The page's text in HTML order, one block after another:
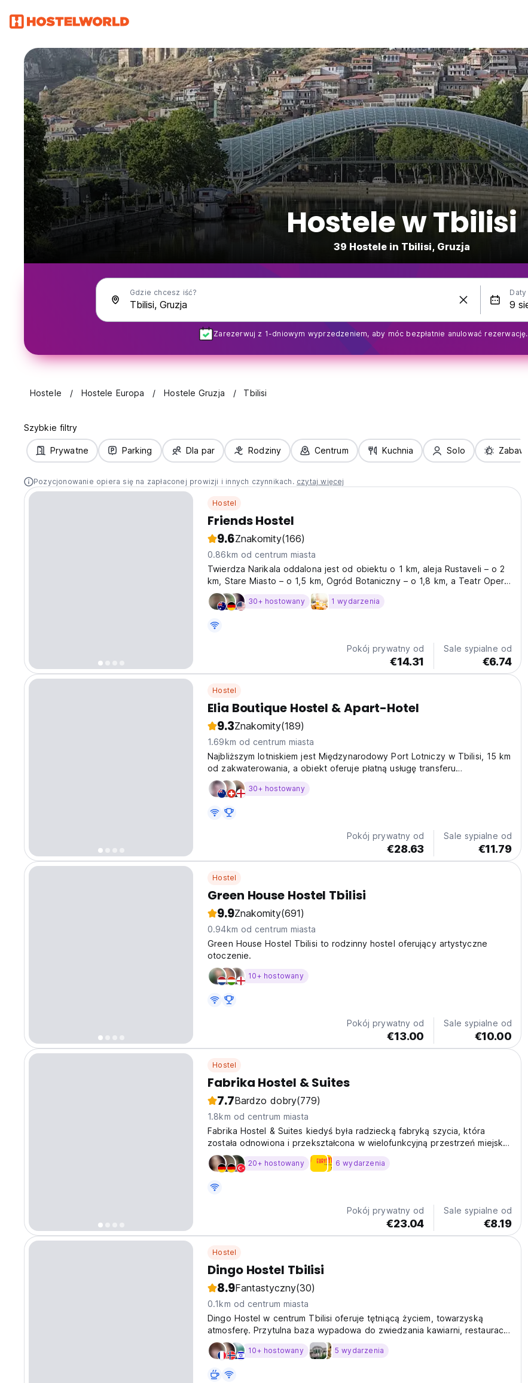
Hostele w Tbilisi
39 Hostele in Tbilisi, Gruzja
Gdzie chcesz iść? Daty
Zarezerwuj z 1-dniowym wyprzedzeniem, aby móc bezpłatnie anulować rezerwację.
Hostele Hostele Europa Hostele Gruzja Tbilisi
Szybkie filtry
Prywatne Parking Dla par Rodziny Centrum Kuchnia Solo Zabawa
Pozycjonowanie opiera się na zapłaconej prowizji i innych czynnikach. czytaj więcej
Hostel
Friends Hostel
9.6Znakomity(166)
0.86km od centrum miasta
Twierdza Narikala oddalona jest od obiektu o 1 km, aleja Rustaveli – o 2
km, Stare Miasto – o 1,5 km, Ogród Botaniczny – o 1,8 km, a Teatr Opery
i Baletu w Tbilisi – o 3 km.
30+ hostowany 1 wydarzenia
Pokój prywatny od
€14.31
Sale sypialne od
€6.74
Hostel
Elia Boutique Hostel & Apart-Hotel
9.3Znakomity(189)
1.69km od centrum miasta
Najbliższym lotniskiem jest Międzynarodowy Port Lotniczy w Tbilisi, 15 km
od zakwaterowania, a obiekt oferuje płatną usługę transferu
lotniskowego.
30+ hostowany
Pokój prywatny od
€28.63
Sale sypialne od
€11.79
Hostel
Green House Hostel Tbilisi
9.9Znakomity(691)
0.94km od centrum miasta
Green House Hostel Tbilisi to rodzinny hostel oferujący artystyczne
otoczenie.
10+ hostowany
Pokój prywatny od
€13.00
Sale sypialne od
€10.00
Hostel
Fabrika Hostel & Suites
7.7Bardzo dobry(779)
1.8km od centrum miasta
Fabrika Hostel & Suites kiedyś była radziecką fabryką szycia, która
została odnowiona i przekształcona w wielofunkcyjną przestrzeń miejską,
łączącą entuzjastycznych ludzi gotowych do rozciągnięcia swoich
umysłów. 20+ hostowany 6 wydarzenia
Pokój prywatny od
€23.04
Sale sypialne od
€8.19
Hostel
Dingo Hostel Tbilisi
8.9Fantastyczny(30)
0.1km od centrum miasta
Dingo Hostel w centrum Tbilisi oferuje tętniącą życiem, towarzyską
atmosferę. Przytulna baza wypadowa do zwiedzania kawiarni, restauracji
i atrakcji starego Tbilisi. (Auto-translated from original language)
10+ hostowany 5 wydarzenia